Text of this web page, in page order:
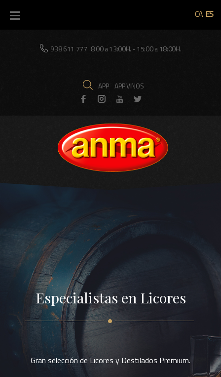
938 611 777 8:00 a 13:00H. - 15:00 a 18:00H.
APP APP VINOS
Especialistas en Licores
Gran selección de Licores y Destilados Premium.
CA ES